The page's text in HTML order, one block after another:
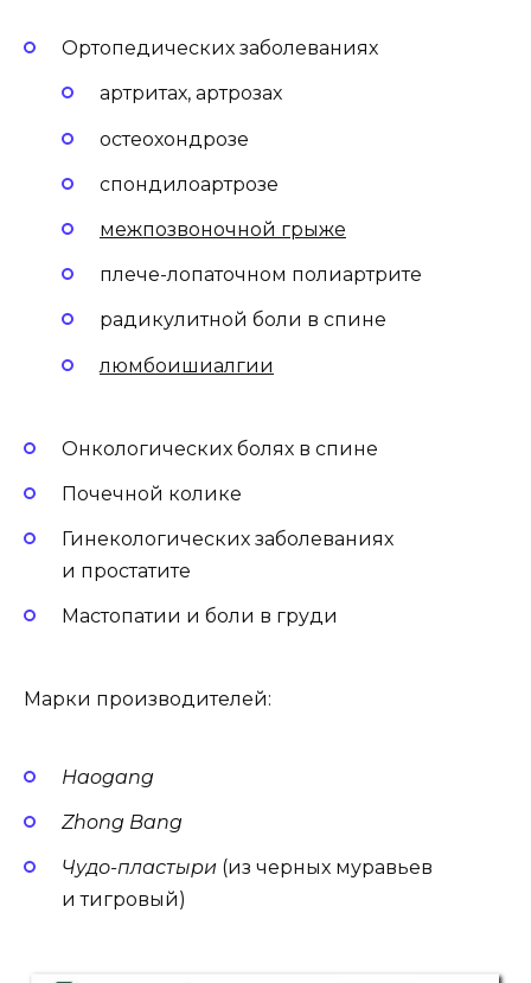
Ортопедических заболеваниях
артритах, артрозах
остеохондрозе
спондилоартрозе
межпозвоночной грыже
плече-лопаточном полиартрите
радикулитной боли в спине
люмбоишиалгии
Онкологических болях в спине
Почечной колике
Гинекологических заболеваниях
и простатите
Мастопатии и боли в груди
Марки производителей:
Haogang
Zhong Bang
Чудо-пластыри (из черных муравьев
и тигровый)